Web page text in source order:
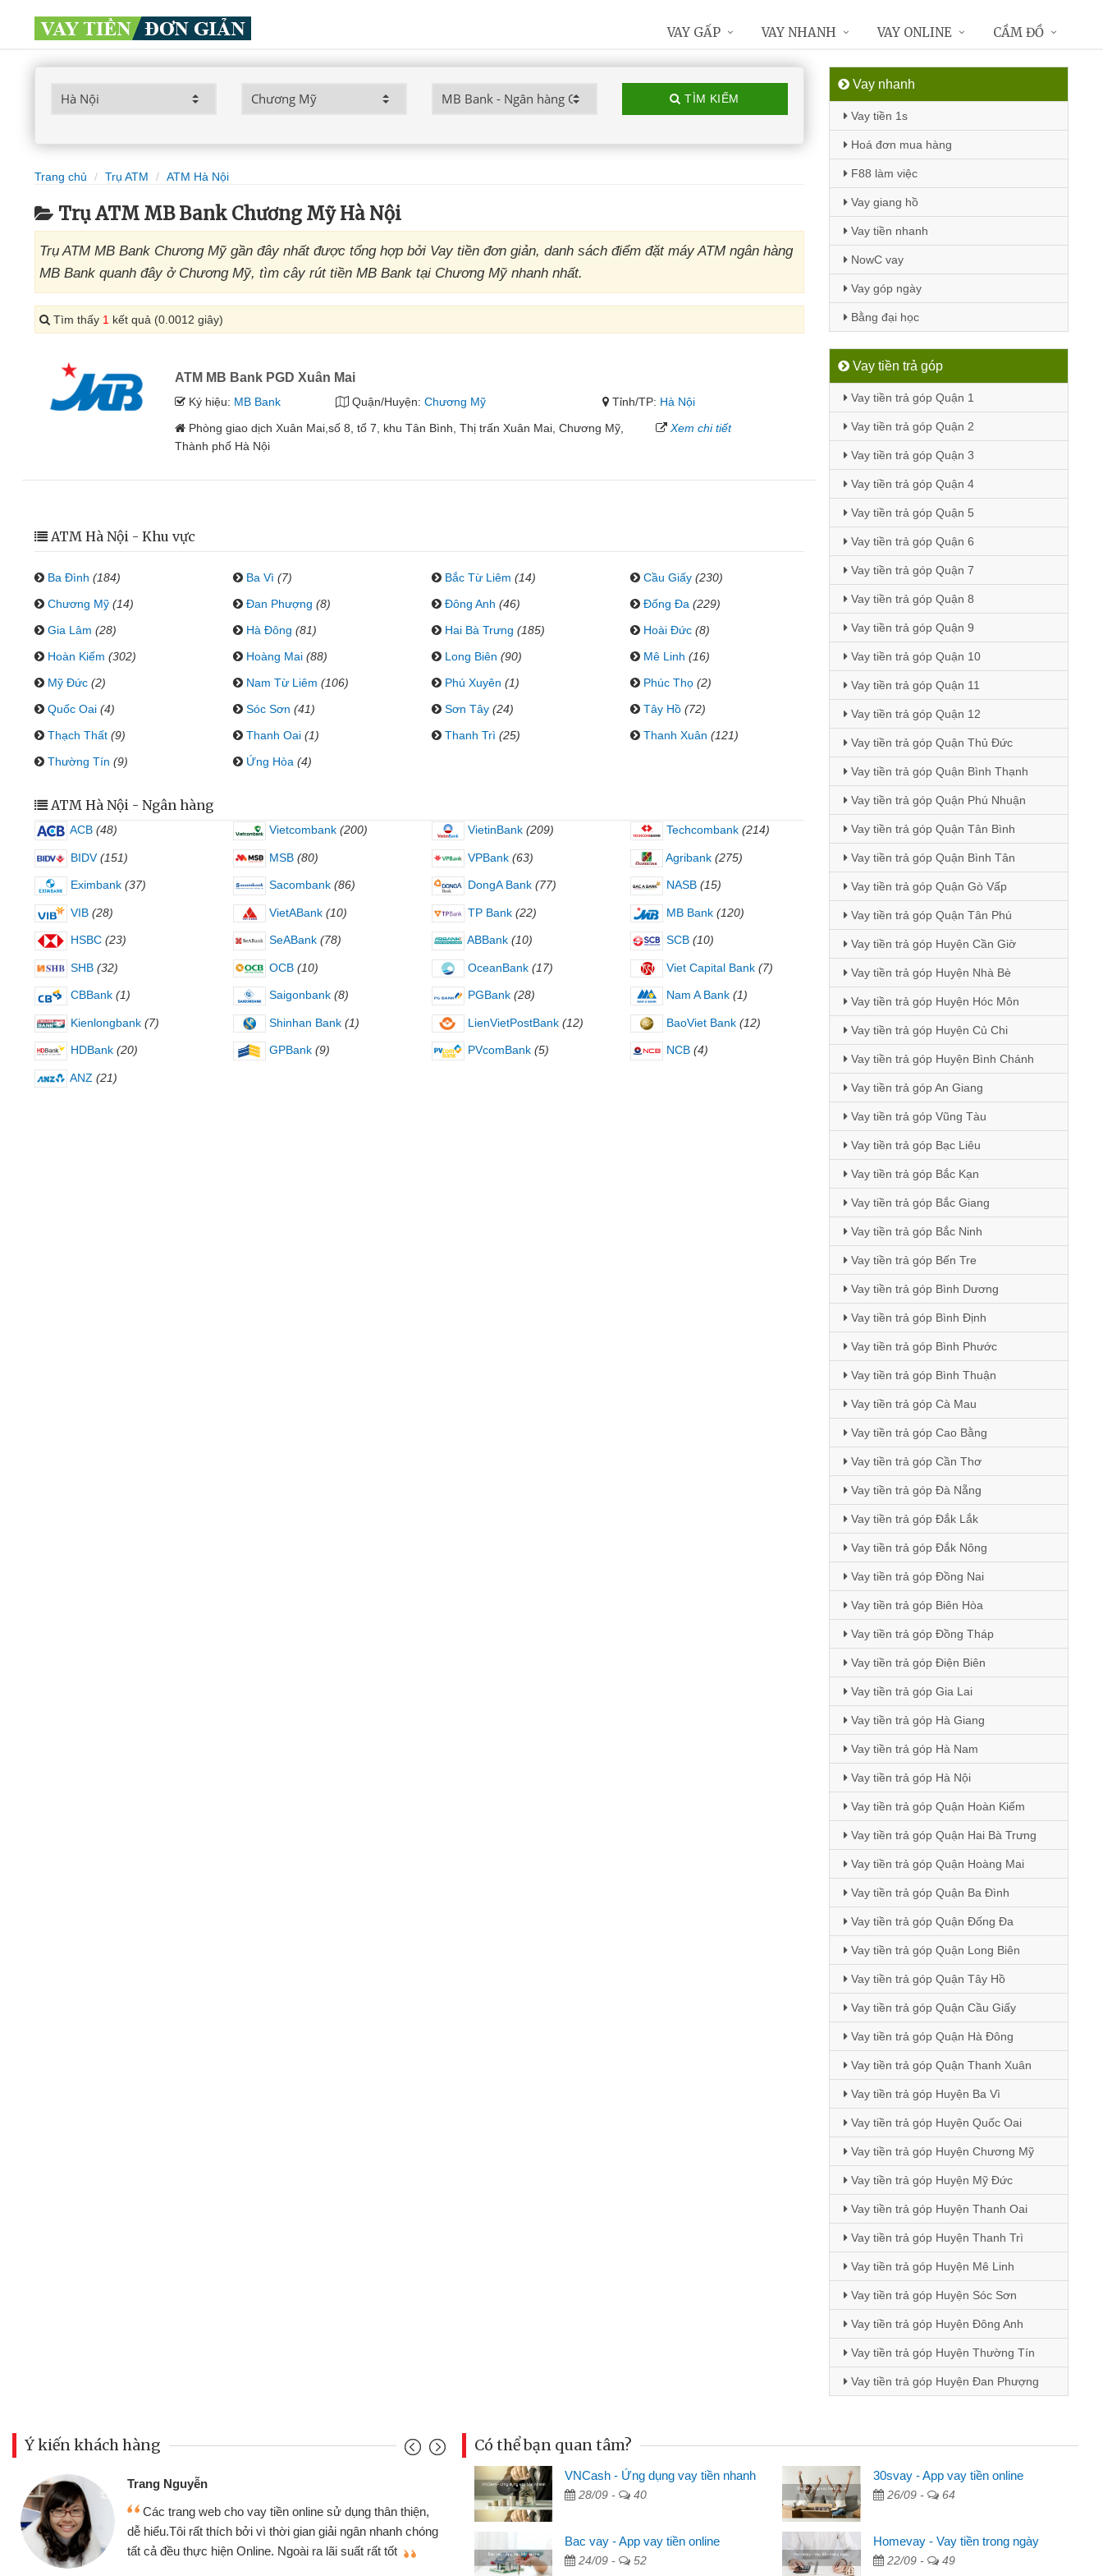
TÌM KIẾM
Trang chủ Trụ ATM ATM Hà Nội
Trụ ATM MB Bank Chương Mỹ Hà Nội
Trụ ATM MB Bank Chương Mỹ gần đây nhất được tổng hợp bởi Vay tiền đơn giản, danh sách điểm đặt máy ATM ngân hàng
MB Bank quanh đây ở Chương Mỹ, tìm cây rút tiền MB Bank tại Chương Mỹ nhanh nhất.
Tìm thấy 1 kết quả (0.0012 giây)
ATM MB Bank PGD Xuân Mai
Ký hiệu: MB Bank Quận/Huyện: Chương Mỹ Tỉnh/TP: Hà Nội
Phòng giao dịch Xuân Mai,số 8, tổ 7, khu Tân Bình, Thị trấn Xuân Mai, Chương Mỹ,
Thành phố Hà Nội
Xem chi tiết
ATM Hà Nội - Khu vực
Ba Đình (184) Ba Vì (7) Bắc Từ Liêm (14) Cầu Giấy (230)
Chương Mỹ (14) Đan Phượng (8) Đông Anh (46) Đống Đa (229)
Gia Lâm (28) Hà Đông (81) Hai Bà Trưng (185) Hoài Đức (8)
Hoàn Kiếm (302) Hoàng Mai (88) Long Biên (90) Mê Linh (16)
Mỹ Đức (2) Nam Từ Liêm (106) Phú Xuyên (1) Phúc Thọ (2)
Quốc Oai (4) Sóc Sơn (41) Sơn Tây (24) Tây Hồ (72)
Thạch Thất (9) Thanh Oai (1) Thanh Trì (25) Thanh Xuân (121)
Thường Tín (9) Ứng Hòa (4)
ATM Hà Nội - Ngân hàng
ACB (48) Vietcombank (200) VietinBank (209) Techcombank (214)
BIDV (151) MSB (80) VPBank (63) Agribank (275)
Eximbank (37) Sacombank (86) DongA Bank (77) NASB (15)
VIB (28) VietABank (10) TP Bank (22) MB Bank (120)
HSBC (23) SeABank (78) ABBank (10) SCB (10)
SHB (32) OCB (10) OceanBank (17) Viet Capital Bank (7)
CBBank (1) Saigonbank (8) PGBank (28) Nam A Bank (1)
Kienlongbank (7) Shinhan Bank (1) LienVietPostBank (12) BaoViet Bank (12)
HDBank (20) GPBank (9) PVcomBank (5) NCB (4)
ANZ (21)
Vay nhanh
Vay tiền 1s
Hoá đơn mua hàng
F88 làm việc
Vay giang hồ
Vay tiền nhanh
NowC vay
Vay góp ngày
Bằng đại học
Vay tiền trả góp
Vay tiền trả góp Quận 1
Vay tiền trả góp Quận 2
Vay tiền trả góp Quận 3
Vay tiền trả góp Quận 4
Vay tiền trả góp Quận 5
Vay tiền trả góp Quận 6
Vay tiền trả góp Quận 7
Vay tiền trả góp Quận 8
Vay tiền trả góp Quận 9
Vay tiền trả góp Quận 10
Vay tiền trả góp Quận 11
Vay tiền trả góp Quận 12
Vay tiền trả góp Quận Thủ Đức
Vay tiền trả góp Quận Bình Thạnh
Vay tiền trả góp Quận Phú Nhuận
Vay tiền trả góp Quận Tân Bình
Vay tiền trả góp Quận Bình Tân
Vay tiền trả góp Quận Gò Vấp
Vay tiền trả góp Quận Tân Phú
Vay tiền trả góp Huyện Cần Giờ
Vay tiền trả góp Huyện Nhà Bè
Vay tiền trả góp Huyện Hóc Môn
Vay tiền trả góp Huyện Củ Chi
Vay tiền trả góp Huyện Bình Chánh
Vay tiền trả góp An Giang
Vay tiền trả góp Vũng Tàu
Vay tiền trả góp Bạc Liêu
Vay tiền trả góp Bắc Kạn
Vay tiền trả góp Bắc Giang
Vay tiền trả góp Bắc Ninh
Vay tiền trả góp Bến Tre
Vay tiền trả góp Bình Dương
Vay tiền trả góp Bình Định
Vay tiền trả góp Bình Phước
Vay tiền trả góp Bình Thuận
Vay tiền trả góp Cà Mau
Vay tiền trả góp Cao Bằng
Vay tiền trả góp Cần Thơ
Vay tiền trả góp Đà Nẵng
Vay tiền trả góp Đắk Lắk
Vay tiền trả góp Đắk Nông
Vay tiền trả góp Đồng Nai
Vay tiền trả góp Biên Hòa
Vay tiền trả góp Đồng Tháp
Vay tiền trả góp Điện Biên
Vay tiền trả góp Gia Lai
Vay tiền trả góp Hà Giang
Vay tiền trả góp Hà Nam
Vay tiền trả góp Hà Nội
Vay tiền trả góp Quận Hoàn Kiếm
Vay tiền trả góp Quận Hai Bà Trưng
Vay tiền trả góp Quận Hoàng Mai
Vay tiền trả góp Quận Ba Đình
Vay tiền trả góp Quận Đống Đa
Vay tiền trả góp Quận Long Biên
Vay tiền trả góp Quận Tây Hồ
Vay tiền trả góp Quận Cầu Giấy
Vay tiền trả góp Quận Hà Đông
Vay tiền trả góp Quận Thanh Xuân
Vay tiền trả góp Huyện Ba Vì
Vay tiền trả góp Huyện Quốc Oai
Vay tiền trả góp Huyện Chương Mỹ
Vay tiền trả góp Huyện Mỹ Đức
Vay tiền trả góp Huyện Thanh Oai
Vay tiền trả góp Huyện Thanh Trì
Vay tiền trả góp Huyện Mê Linh
Vay tiền trả góp Huyện Sóc Sơn
Vay tiền trả góp Huyện Đông Anh
Vay tiền trả góp Huyện Thường Tín
Vay tiền trả góp Huyện Đan Phượng
VAY GẤP VAY NHANH VAY ONLINE CẦM ĐỒ
Ý kiến khách hàng
Đoàn Hữu Cảnh
Mình cần tiền gấp nên định cầm cố chiếc xe wave
nhưng thật may đã có gói vay tiền bằng CMND online
không cần gặp mặt nên rất tiện lợi, sẽ giới thiệu cho bạn
Mai Lan - Sinh viên
Tôi biết đến thông qua quảng cáo trên facebook. Tôi là
sinh viên nên cần đóng tiền nhà, sinh nhật bạn bè, mà đọc
thấy thủ tục nhanh gọn nên tôi quyết định vay
Có thể bạn quan tâm?
VNCash - Ứng dụng vay tiền nhanh
28/09 - 40
30svay - App vay tiền online
26/09 - 64
Bac vay - App vay tiền online
24/09 - 52
Homevay - Vay tiền trong ngày
22/09 - 49